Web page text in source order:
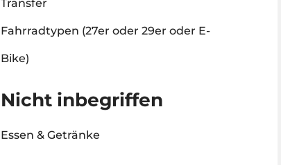
Transfer
Fahrradtypen (27er oder 29er oder E-
Bike)
Nicht inbegriffen
Essen & Getränke